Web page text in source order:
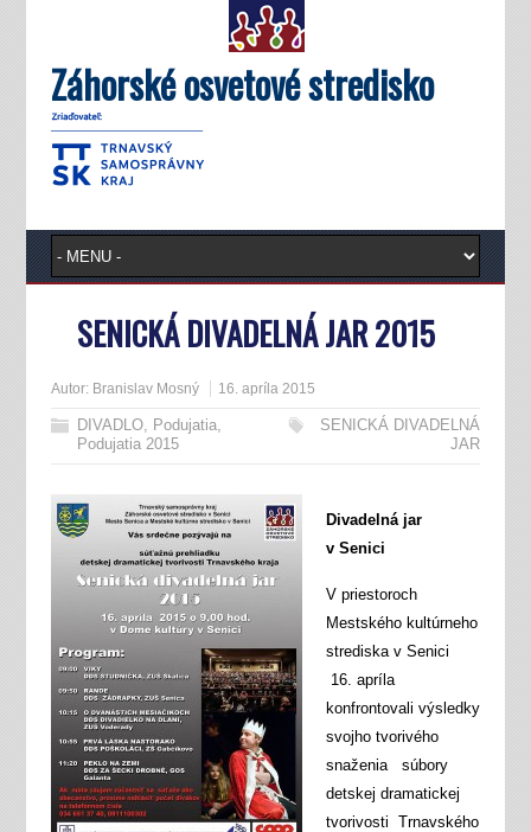
Záhorské osvetové stredisko
SENICKÁ DIVADELNÁ JAR 2015
Autor: Branislav Mosný 16. apríla 2015
DIVADLO, Podujatia,
Podujatia 2015
SENICKÁ DIVADELNÁ
JAR
Divadelná jar
v Senici
V priestoroch
Mestského kultúrneho
strediska v Senici
16. apríla
konfrontovali výsledky
svojho tvorivého
snaženia súbory
detskej dramatickej
tvorivosti Trnavského